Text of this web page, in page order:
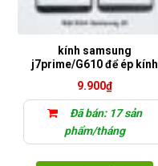
kính samsung
j7prime/G610 để ép kính
9.900₫
Đã bán: 17 sản
phẩm/tháng